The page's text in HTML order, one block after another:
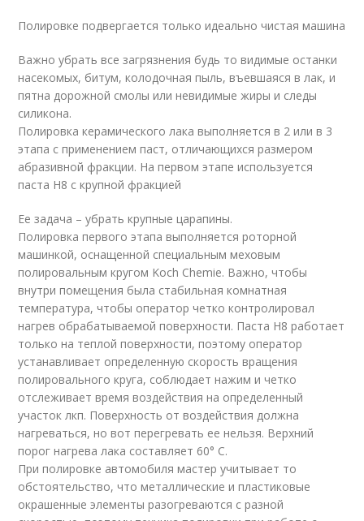
Полировке подвергается только идеально чистая машина
Важно убрать все загрязнения будь то видимые останки
насекомых, битум, колодочная пыль, въевшаяся в лак, и
пятна дорожной смолы или невидимые жиры и следы
силикона.
Полировка керамического лака выполняется в 2 или в 3
этапа с применением паст, отличающихся размером
абразивной фракции. На первом этапе используется
паста H8 с крупной фракцией
Ее задача – убрать крупные царапины.
Полировка первого этапа выполняется роторной
машинкой, оснащенной специальным меховым
полировальным кругом Koch Chemie. Важно, чтобы
внутри помещения была стабильная комнатная
температура, чтобы оператор четко контролировал
нагрев обрабатываемой поверхности. Паста H8 работает
только на теплой поверхности, поэтому оператор
устанавливает определенную скорость вращения
полировального круга, соблюдает нажим и четко
отслеживает время воздействия на определенный
участок лкп. Поверхность от воздействия должна
нагреваться, но вот перегревать ее нельзя. Верхний
порог нагрева лака составляет 60° C.
При полировке автомобиля мастер учитывает то
обстоятельство, что металлические и пластиковые
окрашенные элементы разогреваются с разной